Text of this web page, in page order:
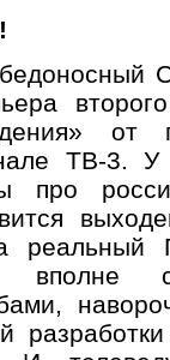
от
ТВ-3. У
про